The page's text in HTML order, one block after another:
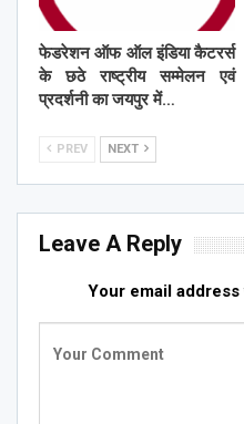
फेडरेशन ऑफ ऑल इंडिया कैटरर्स
के छठे राष्ट्रीय सम्मेलन एवं
प्रदर्शनी का जयपुर में…
PREV NEXT
Leave A Reply
Your email